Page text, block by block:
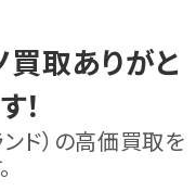
取ありがと
！
ンド）の高価買取を